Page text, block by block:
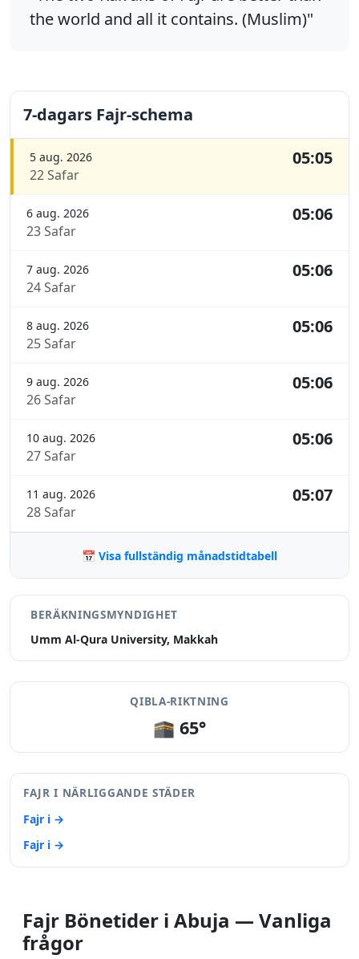
the world and all it contains. (Muslim)"
7-dagars Fajr-schema
5 aug. 2026
22 Safar
05:05
6 aug. 2026
23 Safar
05:06
7 aug. 2026
24 Safar
05:06
8 aug. 2026
25 Safar
05:06
9 aug. 2026
26 Safar
05:06
10 aug. 2026
27 Safar
05:06
11 aug. 2026
28 Safar
05:07
📅 Visa fullständig månadstidtabell
BERÄKNINGSMYNDIGHET
Umm Al-Qura University, Makkah
QIBLA-RIKTNING
🕋 65°
FAJR I NÄRLIGGANDE STÄDER
Fajr i →
Fajr i →
Fajr Bönetider i Abuja — Vanliga
frågor